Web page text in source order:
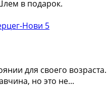
в подарок.
5
для своего возраста.
но это не...